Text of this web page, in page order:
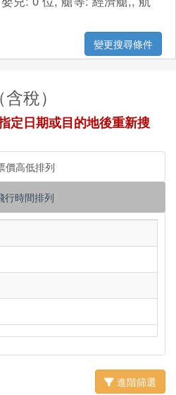
變更搜尋條件
稅）
定日期或目的地後重新搜
價高低排列
行時間排列
進階篩選